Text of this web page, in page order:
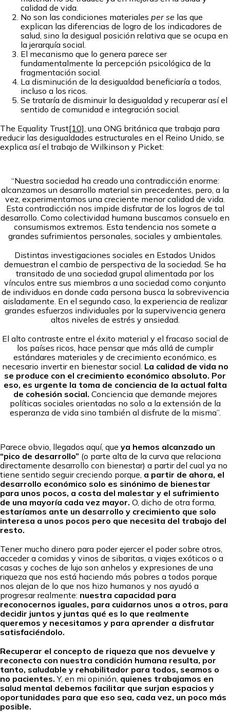
calidad de vida.
No son las condiciones materiales per se las que
explican las diferencias de logro de los indicadores de
salud, sino la desigual posición relativa que se ocupa en
la jerarquía social.
El mecanismo que lo genera parece ser
fundamentalmente la percepción psicológica de la
fragmentación social.
La disminución de la desigualdad beneficiaría a todos,
incluso a los ricos.
Se trataría de disminuir la desigualdad y recuperar así el
sentido de comunidad e integración social.
The Equality Trust[10] , una ONG británica que trabaja para
reducir las desigualdades estructurales en el Reino Unido, se
explica así el trabajo de Wilkinson y Picket:
“Nuestra sociedad ha creado una contradicción enorme:
alcanzamos un desarrollo material sin precedentes, pero, a la
vez, experimentamos una creciente menor calidad de vida.
Esta contradicción nos impide disfrutar de los logros de tal
desarrollo. Como colectividad humana buscamos consuelo en
consumismos extremos. Esta tendencia nos somete a
grandes sufrimientos personales, sociales y ambientales.
Distintas investigaciones sociales en Estados Unidos
demuestran el cambio de perspectiva de la sociedad. Se ha
transitado de una sociedad grupal alimentada por los
vínculos entre sus miembros a una sociedad como conjunto
de individuos en donde cada persona busca la sobrevivencia
aisladamente. En el segundo caso, la experiencia de realizar
grandes esfuerzos individuales por la supervivencia genera
altos niveles de estrés y ansiedad.
El alto contraste entre el éxito material y el fracaso social de
los países ricos, hace pensar que más allá de cumplir
estándares materiales y de crecimiento económico, es
necesario invertir en bienestar social. La calidad de vida no
se produce con el crecimiento económico absoluto. Por
eso, es urgente la toma de conciencia de la actual falta
de cohesión social. Conciencia que demande mejores
políticas sociales orientadas no solo a la extensión de la
esperanza de vida sino también al disfrute de la misma”.
Parece obvio, llegados aquí, que ya hemos alcanzado un
“pico de desarrollo” (o parte alta de la curva que relaciona
directamente desarrollo con bienestar) a partir del cual ya no
tiene sentido seguir creciendo porque, a partir de ahora, el
desarrollo económico solo es sinónimo de bienestar
para unos pocos, a costa del malestar y el sufrimiento
de una mayoría cada vez mayor. O, dicho de otra forma,
estaríamos ante un desarrollo y crecimiento que solo
interesa a unos pocos pero que necesita del trabajo del
resto.
Tener mucho dinero para poder ejercer el poder sobre otros,
acceder a comidas y vinos de sibaritas, a viajes exóticos o a
casas y coches de lujo son anhelos y expresiones de una
riqueza que nos está haciendo más pobres a todos porque
nos alejan de lo que nos hizo humanos y nos ayudó a
progresar realmente: nuestra capacidad para
reconocernos iguales, para cuidarnos unos a otros, para
decidir juntos y juntas qué es lo que realmente
queremos y necesitamos y para aprender a disfrutar
satisfaciéndolo.
Recuperar el concepto de riqueza que nos devuelve y
reconecta con nuestra condición humana resulta, por
tanto, saludable y rehabilitador para todos, seamos o
no pacientes.Y, en mi opinión, quienes trabajamos en
salud mental debemos facilitar que surjan espacios y
oportunidades para que eso sea, cada vez, un poco más
posible.